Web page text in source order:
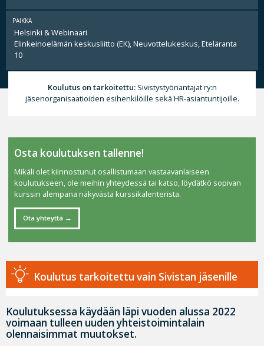
PAIKKA
Helsinki & Webinaari
Elinkeinoelämän keskusliitto (EK), Neuvottelukeskus, Eteläranta
10
Koulutus on tarkoitettu:Sivistystyönantajat ry:n
jäsenorganisaatioiden esihenkilöille sekä HR-asiantuntijoille.
Koulutus tarkoitettu vain Sivistan jäsenille
Koulutuksessa käydään läpi vuoden alussa 2022
voimaan tulleen uuden yhteistoimintalain
olennaisimmat muutokset.
Osta koulutuksen tallenne!
Mikäli olet kiinnostunut osallistumaan vastaavanlaiseen
koulutukseen, ole meihin yhteydessä tai katso, löydätkö sopivan
kurssin alempana näkyvästä kurssikalenterista.
Ota yhteyttä